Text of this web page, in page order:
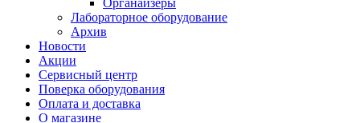
Органайзеры
Лабораторное оборудование
Архив
Новости
Акции
Сервисный центр
Поверка оборудования
Оплата и доставка
О магазине